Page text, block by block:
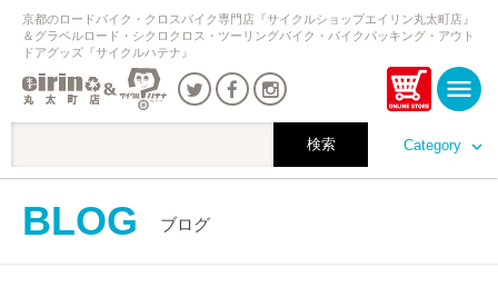
Category
京都のロードバイク・クロスバイク専門店『サイクルショップエイリン丸太町店』
＆グラベルロード・シクロクロス・ツーリングバイク・バイクパッキング・アウト
ドアグッズ『サイクルハテナ』
BLOG ブログ